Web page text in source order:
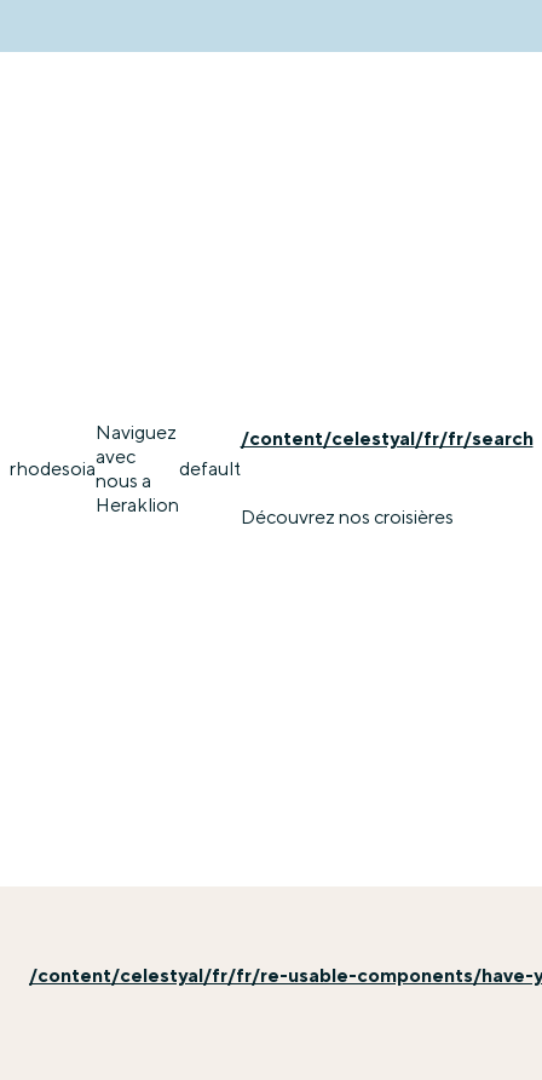
rhodesoia
Naviguez
avec
nous a
Heraklion
default
/content/celestyal/fr/fr/search
Découvrez nos croisières
/content/celestyal/fr/fr/re-usable-components/have-